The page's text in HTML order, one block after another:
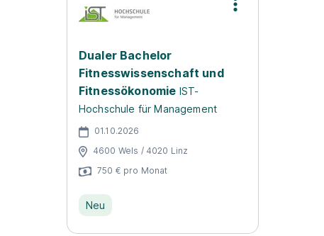
Dualer Bachelor
Fitnesswissenschaft und
Fitnessökonomie IST-
Hochschule für Management
01.10.2026
4600 Wels / 4020 Linz
750 € pro Monat
Neu